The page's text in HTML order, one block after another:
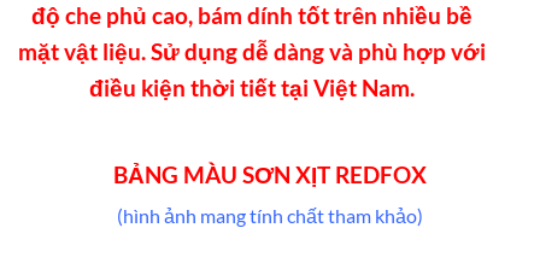
độ che phủ cao, bám dính tốt trên nhiều bề
mặt vật liệu. Sử dụng dễ dàng và phù hợp với
điều kiện thời tiết tại Việt Nam.
BẢNG MÀU SƠN XỊT REDFOX
(hình ảnh mang tính chất tham khảo)